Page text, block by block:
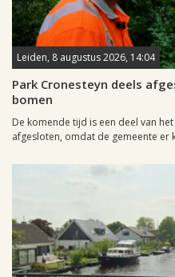
Leiden, 8 augustus 2026, 14:04
Park Cronesteyn deels
bomen
De komende tijd is een deel van
afgesloten, omdat de gemeente er